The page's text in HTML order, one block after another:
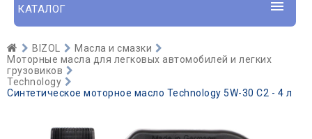
КАТАЛОГ
BIZOL
Масла и смазки
Моторные масла для легковых автомобилей и легких
грузовиков
Technology
Синтетическое моторное масло Technology 5W-30 C2 - 4 л